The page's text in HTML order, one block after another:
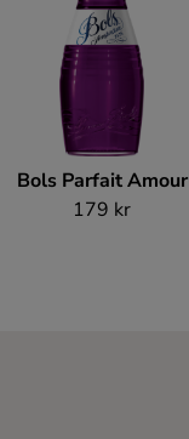
Bols Parfait Amour
179 kr